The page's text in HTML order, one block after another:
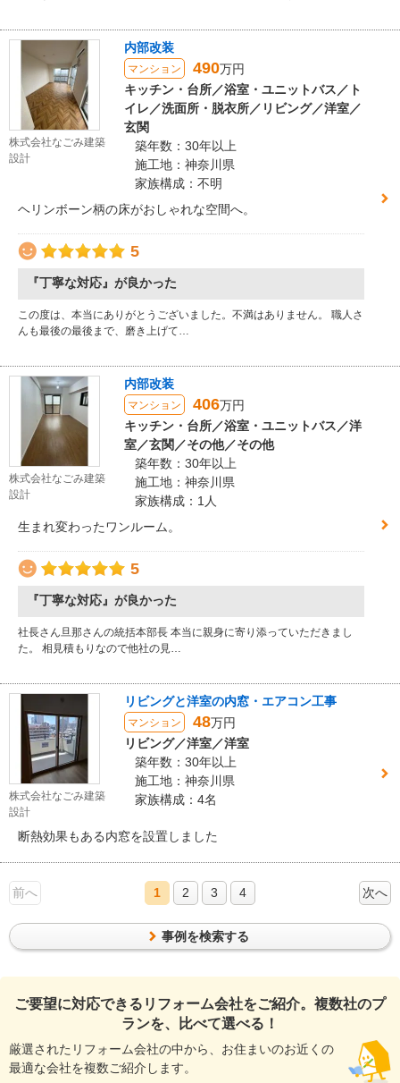
株式会社なごみ建築
設計
内部改装
マンション 490万円
キッチン・台所／浴室・ユニットバス／ト
イレ／洗面所・脱衣所／リビング／洋室／
玄関
築年数：30年以上
施工地：神奈川県
家族構成：不明
ヘリンボーン柄の床がおしゃれな空間へ。
5
『丁寧な対応』が良かった
この度は、本当にありがとうございました。不満はありません。 職人さ
んも最後の最後まで、磨き上げて…
株式会社なごみ建築
設計
内部改装
マンション 406万円
キッチン・台所／浴室・ユニットバス／洋
室／玄関／その他／その他
築年数：30年以上
施工地：神奈川県
家族構成：1人
生まれ変わったワンルーム。
5
『丁寧な対応』が良かった
社長さん旦那さんの統括本部長 本当に親身に寄り添っていただきまし
た。 相見積もりなので他社の見…
株式会社なごみ建築
設計
リビングと洋室の内窓・エアコン工事
マンション 48万円
リビング／洋室／洋室
築年数：30年以上
施工地：神奈川県
家族構成：4名
断熱効果もある内窓を設置しました
前へ 1 2 3 4 次へ
事例を検索する
ご要望に対応できるリフォーム会社をご紹介。複数社のプ
ランを、比べて選べる！
厳選されたリフォーム会社の中から、お住まいのお近くの
最適な会社を複数ご紹介します。